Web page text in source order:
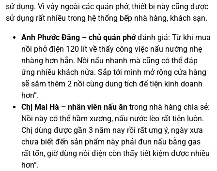
sử dụng. Vì vậy ngoài các quán phở, thiết bị này cũng được
sử dụng rất nhiều trong hệ thống bếp nhà hàng, khách sạn.
Anh Phước Đăng – chủ quán phởđánh giá: Từ khi mua
nồi phở điện 120 lít về thấy công việc nấu nướng nhẹ
nhàng hơn hẳn. Nồi nấu nhanh mà cũng có thể đáp
ứng nhiều khách nữa. Sắp tới mình mở rộng cửa hàng
sẽ sắm thêm 2 nồi cùng dung tích để tiện kinh doanh
hơn”.
Chị Mai Hà – nhân viên nấu ăn trong nhà hàng chia sẻ:
Nồi này có thể hầm xương, nấu nước lèo rất tiện luôn.
Chị dùng được gần 3 năm nay rồi rất ưng ý, ngày xưa
chưa biết đến sản phẩm này phải đun nấu bằng gas
rất tốn, giờ dùng nồi điện còn thấy tiết kiệm được nhiều
hơn”.